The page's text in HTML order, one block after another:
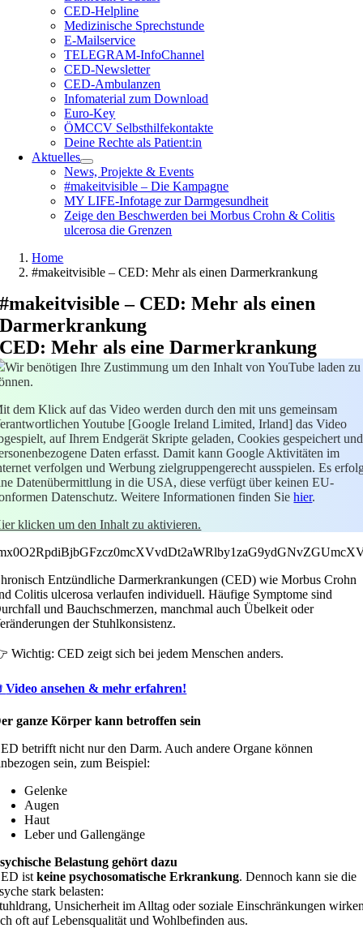
CED-Helpline
Medizinische Sprechstunde
E-Mailservice
TELEGRAM-InfoChannel
CED-Newsletter
CED-Ambulanzen
Infomaterial zum Download
Euro-Key
ÖMCCV Selbsthilfekontakte
Deine Rechte als Patient:in
Aktuelles
News, Projekte & Events
#makeitvisible – Die Kampagne
MY LIFE-Infotage zur Darmgesundheit
Zeige den Beschwerden bei Morbus Crohn & Colitis
ulcerosa die Grenzen
Home
#makeitvisible – CED: Mehr als einen Darmerkrankung
#makeitvisible – CED: Mehr als einen
Darmerkrankung
CED: Mehr als eine Darmerkrankung
Wir benötigen Ihre Zustimmung um den Inhalt von YouTube laden zu
dem Klick auf das Video werden durch den mit uns gemeinsam
Youtube [Google Ireland Limited, Irland] das Video
auf Ihrem Endgerät Skripte geladen, Cookies gespeichert und
Daten erfasst. Damit kann Google Aktivitäten im
verfolgen und Werbung zielgruppengerecht ausspielen. Es
Datenübermittlung in die USA, diese verfügt über keinen EU-
Datenschutz. Weitere Informationen finden Siehier.
klicken um den Inhalt zu aktivieren.
Entzündliche Darmerkrankungen (CED) wie Morbus Crohn
Colitis ulcerosa verlaufen individuell. Häufige Symptome sind
und Bauchschmerzen, manchmal auch Übelkeit oder
der Stuhlkonsistenz.
Wichtig: CED zeigt sich bei jedem Menschen anders.
Video ansehen & mehr erfahren!
ganze Körper kann betroffen sein
betrifft nicht nur den Darm. Auch andere Organe können
sein, zum Beispiel:
Gelenke
Augen
Haut
Leber und Gallengänge
Belastung gehört dazu
istkeine psychosomatische Erkrankung. Dennoch kann sie die
stark belasten:
Unsicherheit im Alltag oder soziale Einschränkungen
oft auf Lebensqualität und Wohlbefinden aus.